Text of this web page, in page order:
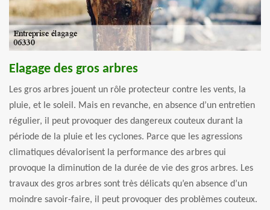
Elagage des gros arbres
Les gros arbres jouent un rôle protecteur contre les vents, la
pluie, et le soleil. Mais en revanche, en absence d’un entretien
régulier, il peut provoquer des dangereux couteux durant la
période de la pluie et les cyclones. Parce que les agressions
climatiques dévalorisent la performance des arbres qui
provoque la diminution de la durée de vie des gros arbres. Les
travaux des gros arbres sont très délicats qu’en absence d’un
moindre savoir-faire, il peut provoquer des problèmes couteux.